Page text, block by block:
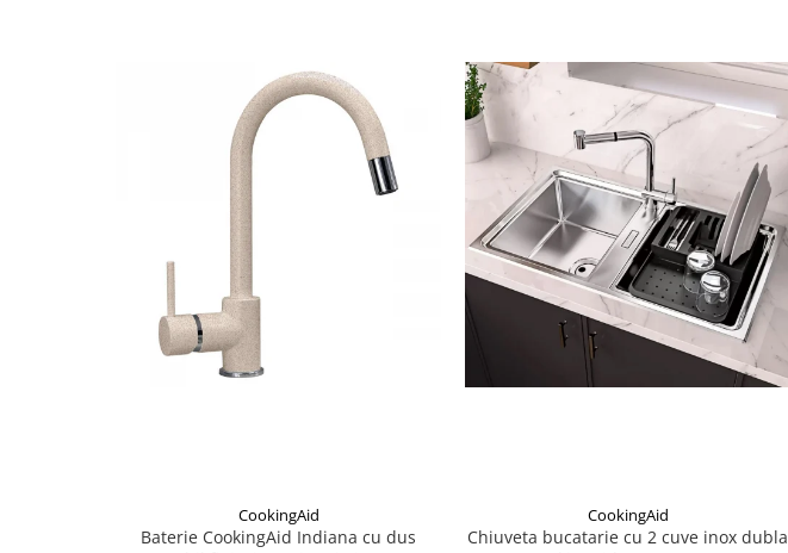
CookingAid
Baterie CookingAid Indiana cu dus
CookingAid
Chiuveta bucatarie cu 2 cuve inox dubla